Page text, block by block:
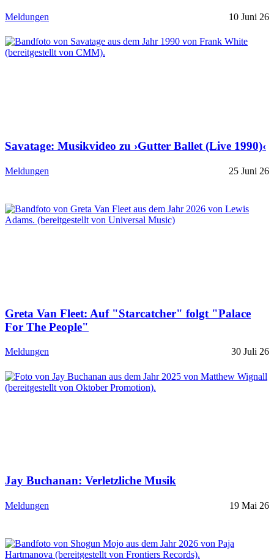
Meldungen 10 Juni 26
Savatage: Musikvideo zu ›Gutter Ballet (Live 1990)‹
Meldungen 25 Juni 26
Greta Van Fleet: Auf "Starcatcher" folgt "Palace
For The People"
Meldungen 30 Juli 26
Jay Buchanan: Verletzliche Musik
Meldungen 19 Mai 26